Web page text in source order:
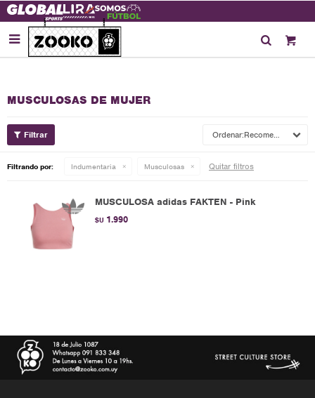

MUSCULOSAS DE MUJER
Recomendados
Filtrando por: Indumentaria Musculosas Quitar filtros
MUSCULOSA adidas FAKTEN - Pink
$U 1.990